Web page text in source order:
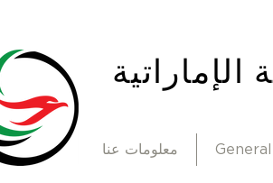
معلومات عنا General